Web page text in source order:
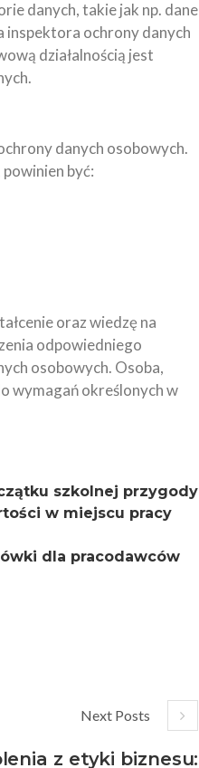
danych, takie jak np. dane
inspektora ochrony danych
działalnością jest
danych osobowych.
być:
oraz wiedzę na
odpowiedniego
osobowych. Osoba,
wymagań określonych w
szkolnej przygody
w miejscu pracy
dla pracodawców
Next Posts
z etyki biznesu: